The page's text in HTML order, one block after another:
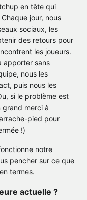
en tête qui
jour, nous
sociaux, les
des retours pour
les joueurs.
apporter sans
nous les
puis nous les
si le problème est
merci à
pied pour
!)
notre
pencher sur ce que
termes.
actuelle ?